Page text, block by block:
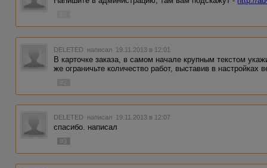
DELETED написал 19.11.2013 в 12:01
В карточке заказа, в самом начале крупным текстом
же ограничьте количество работ, выставив в настройках
DELETED написал 19.11.2013 в 12:07
спасибо. написал
#3